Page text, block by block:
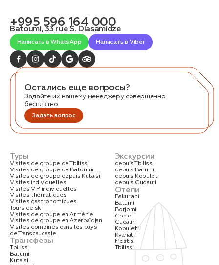
+995 596 164 000
Batoumi, 33 rue S. Diasamidze
Написать в WhatsApp Написать в Viber
Остались еще вопросы?
Задайте их нашему менеджеру совершенно
бесплатно
Задать вопрос
Туры
Visites de groupe de Tbilissi
Visites de groupe de Batoumi
Visites de groupe depuis Kutaisi
Visites individuelles
Visites VIP individuelles
Visites thématiques
Visites gastronomiques
Tours de ski
Visites de groupe en Arménie
Visites de groupe en Azerbaïdjan
Visites combinés dans les pays
de Transcaucasie
Трансферы
Tbilissi
Batumi
Kutaisi
Экскурсии
depuis Tbilissi
depuis Batumi
depuis Kobuleti
depuis Gudauri
Отели
Bakuriani
Batumi
Borjomi
Gonio
Gudauri
Kobuleti
Kvariati
Mestia
Tbilissi